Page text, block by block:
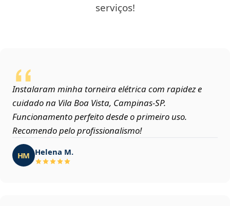
serviços!
Instalaram minha torneira elétrica com rapidez e
cuidado na Vila Boa Vista, Campinas‑SP.
Funcionamento perfeito desde o primeiro uso.
Recomendo pelo profissionalismo!
HM Helena M.